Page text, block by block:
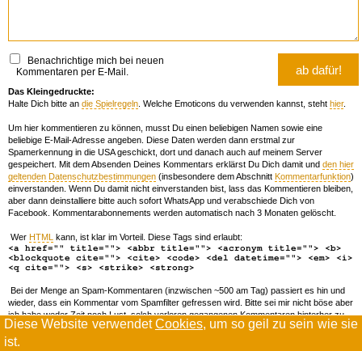
Diese Website verwendetCookies, um so geil zu sein wie sie
ist.
Benachrichtige mich bei neuen
Kommentaren per E-Mail.
Das Kleingedruckte:
Halte Dich bitte an die Spielregeln . Welche Emoticons du verwenden kannst, steht hier.
Um hier kommentieren zu können, musst Du einen beliebigen Namen sowie eine
beliebige E-Mail-Adresse angeben. Diese Daten werden dann erstmal zur
Spamerkennung in die USA geschickt, dort und danach auch auf meinem Server
gespeichert. Mit dem Absenden Deines Kommentars erklärst Du Dich damit und den hier
geltenden Datenschutzbestimmungen (insbesondere dem Abschnitt Kommentarfunktion)
einverstanden. Wenn Du damit nicht einverstanden bist, lass das Kommentieren bleiben,
aber dann deinstalliere bitte auch sofort WhatsApp und verabschiede Dich von
Facebook. Kommentarabonnements werden automatisch nach 3 Monaten gelöscht.
Wer HTML kann, ist klar im Vorteil. Diese Tags sind erlaubt:
<a href="" title=""> <abbr title=""> <acronym title=""> <b>
<blockquote cite=""> <cite> <code> <del datetime=""> <em> <i>
<q cite=""> <s> <strike> <strong>
Bei der Menge an Spam-Kommentaren (inzwischen ~500 am Tag) passiert es hin und
wieder, dass ein Kommentar vom Spamfilter gefressen wird. Bitte sei mir nicht böse aber
ich habe weder Zeit noch Lust, solch verloren gegangenen Kommentaren hinterher zu
forschen. Wenn das öfters passiert, schreib' mir 'ne Mail damit ich dich whitelisten kann.